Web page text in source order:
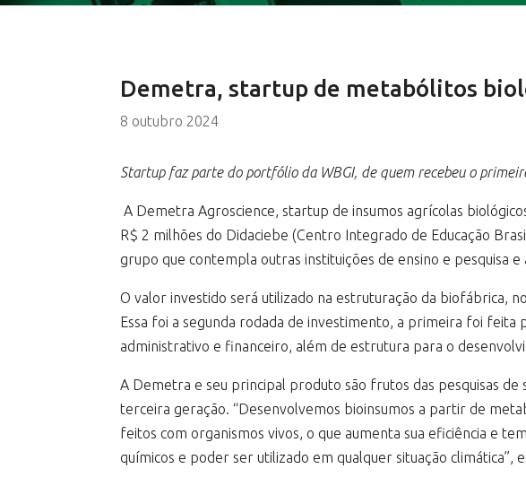
Demetra, startup de metabólitos
8 outubro 2024
Startup faz parte do portfólio da WBGI, de quem recebeu o
A Demetra Agroscience, startup de insumos agrícolas
R$ 2 milhões do Didaciebe (Centro Integrado de Educação
grupo que contempla outras instituições de ensino e pesquisa
O valor investido será utilizado na estruturação da biofábrica,
Essa foi a segunda rodada de investimento, a primeira foi
administrativo e financeiro, além de estrutura para o
A Demetra e seu principal produto são frutos das pesquisas de
terceira geração. “Desenvolvemos bioinsumos a partir de
feitos com organismos vivos, o que aumenta sua eficiência e
químicos e poder ser utilizado em qualquer situação climática”,